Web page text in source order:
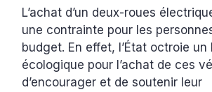
L’achat d’un deux-roues
une contrainte pour les
budget. En effet, l’État octroie un
écologique pour l’achat de ces
d’encourager et de soutenir leur